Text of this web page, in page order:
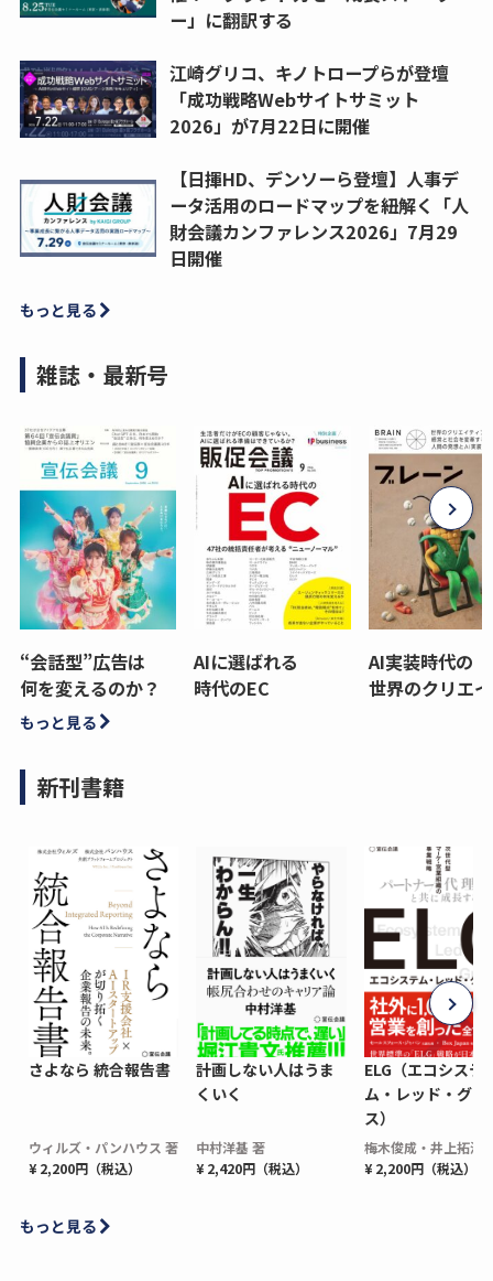
ー」に翻訳する
江崎グリコ、キノトロープらが登壇
「成功戦略Webサイトサミット
2026」が7月22日に開催
【日揮HD、デンソーら登壇】人事デ
ータ活用のロードマップを紐解く「人
財会議カンファレンス2026」7月29
日開催
もっと見る
雑誌・最新号
“会話型”広告は
何を変えるのか？
AIに選ばれる
時代のEC
AI実装時代の
世界のクリエ
もっと見る
新刊書籍
さよなら 統合報告書
ウィルズ・パンハウス 著
¥ 2,200円（税込）
計画しない人はうま
くいく
中村洋基 著
¥ 2,420円（税込）
ELG（エコシステ
ム・レッド・グロ
ス）
梅木俊成・井上拓海
¥ 2,200円（税込）
もっと見る